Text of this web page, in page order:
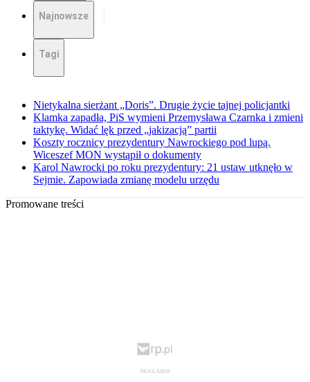
Najnowsze
Tagi
Nietykalna sierżant „Doris”. Drugie życie tajnej policjantki
Klamka zapadła, PiS wymieni Przemysława Czarnka i zmieni
taktykę. Widać lęk przed „jakizacją” partii
Koszty rocznicy prezydentury Nawrockiego pod lupą.
Wiceszef MON wystąpił o dokumenty
Karol Nawrocki po roku prezydentury: 21 ustaw utknęło w
Sejmie. Zapowiada zmianę modelu urzędu
Promowane treści